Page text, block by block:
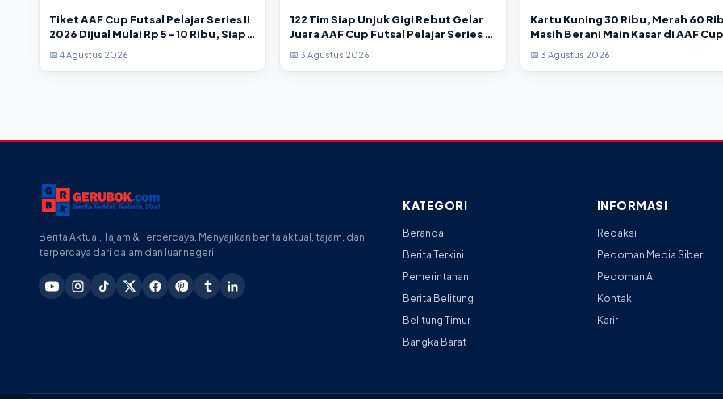
Tiket AAF Cup Futsal Pelajar Series II
2026 Dijual Mulai Rp 5 -10 Ribu, Siap
📅 4 Agustus 2026
122 Tim Siap Unjuk Gigi Rebut Gelar
Juara AAF Cup Futsal Pelajar Series II
📅 3 Agustus 2026
Kartu Kuning 30 Ribu, Merah 60
Masih Berani Main Kasar di AAF Cup
📅 3 Agustus 2026
Berita Aktual, Tajam & Terpercaya. Menyajikan berita aktual, tajam, dan
terpercaya dari dalam dan luar negeri.
KATEGORI
Beranda
Berita Terkini
Pemerintahan
Berita Belitung
Belitung Timur
Bangka Barat
INFORMASI
Redaksi
Pedoman Media Siber
Pedoman AI
Kontak
Karir